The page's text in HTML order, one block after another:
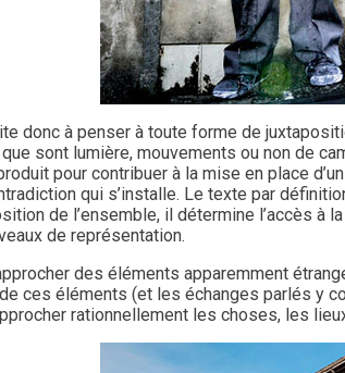
donc à penser à toute forme de
sont lumière, mouvements ou non de
pour contribuer à la mise en place
qui s’installe. Le texte par
de l’ensemble, il détermine l’accès à
de représentation.
des éléments apparemment
de ces éléments (et les échanges parlés y
rationnellement les choses, les